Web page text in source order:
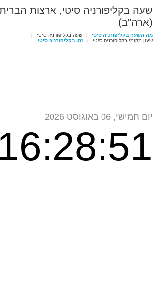
שעה בקליפורניה סיטי, ארצות הברית
(ארה"ב)
מה השעה בקליפורניה סיטי | שעה בקליפורניה סיטי
|
שעון מקומי בקליפורניה סיטי
| זמן בקליפורניה סיטי
יום חמישי, 06 באוגוסט 2026